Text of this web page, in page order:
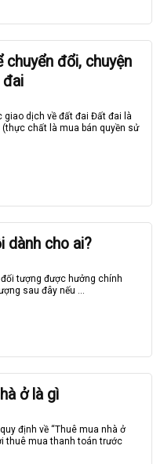
chuyển đổi, chuyện
dịch về đất đai Đất đai là
chất là mua bán quyền sử
dành cho ai?
tượng được hưởng chính
sau đây nếu ...
ở là gì
định về “Thuê mua nhà ở
thuê mua thanh toán trước